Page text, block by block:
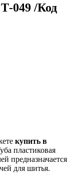
049 /Код
купить в
пластиковая
предназначается
для шитья.